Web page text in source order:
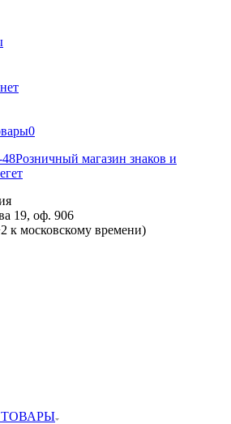
0
48Розничный магазин знаков и
19, оф. 906
к московскому времени)